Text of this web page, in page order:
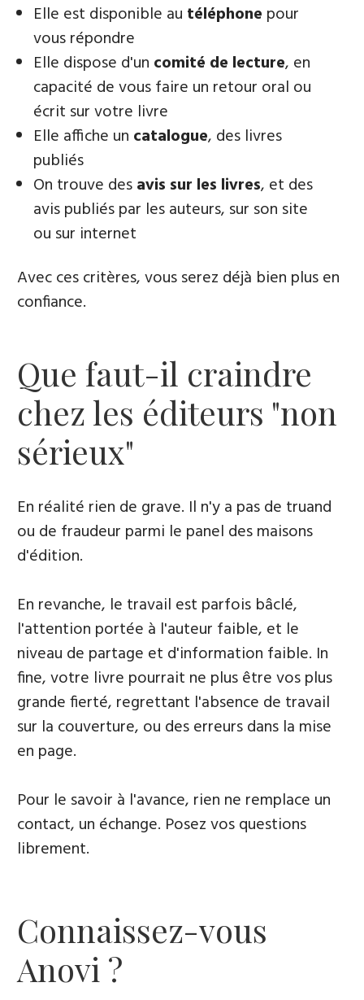
Elle est disponible au téléphone pour
vous répondre
Elle dispose d'un comité de lecture, en
capacité de vous faire un retour oral ou
écrit sur votre livre
Elle affiche un catalogue, des livres
publiés
On trouve desavis sur les livres, et des
avis publiés par les auteurs, sur son site
ou sur internet
Avec ces critères, vous serez déjà bien plus en
confiance.
Que faut-il craindre
chez les éditeurs "non
sérieux"
En réalité rien de grave. Il n'y a pas de truand
ou de fraudeur parmi le panel des maisons
d'édition.
En revanche, le travail est parfois bâclé,
l'attention portée à l'auteur faible, et le
niveau de partage et d'information faible. In
fine, votre livre pourrait ne plus être vos plus
grande fierté, regrettant l'absence de travail
sur la couverture, ou des erreurs dans la mise
en page.
Pour le savoir à l'avance, rien ne remplace un
contact, un échange. Posez vos questions
librement.
Connaissez-vous
Anovi ?